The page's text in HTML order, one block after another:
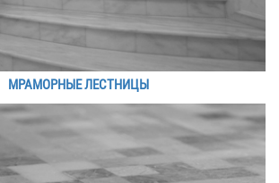
МРАМОРНЫЕ ЛЕСТНИЦЫ